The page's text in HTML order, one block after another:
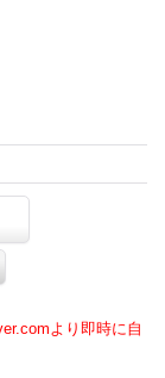
より即時に自